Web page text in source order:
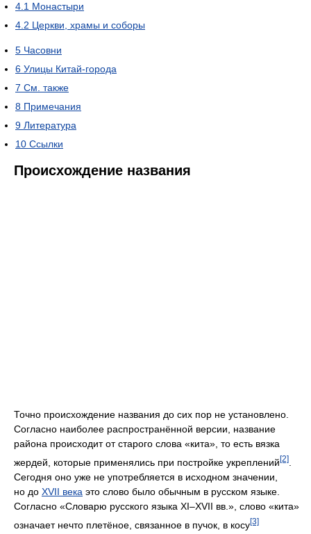
4.1 Монастыри
4.2 Церкви, храмы и соборы
5 Часовни
6 Улицы Китай-города
7 См. также
8 Примечания
9 Литература
10 Ссылки
Происхождение названия
Точно происхождение названия до сих пор не установлено.
Согласно наиболее распространённой версии, название
района происходит от старого слова «кита», то есть вязка
жердей, которые применялись при постройке укреплений [2]
Сегодня оно уже не употребляется в исходном значении,
но до XVII века это слово было обычным в русском языке.
Согласно «Словарю русского языка XI–XVII вв.», слово «кита»
означает нечто плетёное, связанное в пучок, в косу[3]